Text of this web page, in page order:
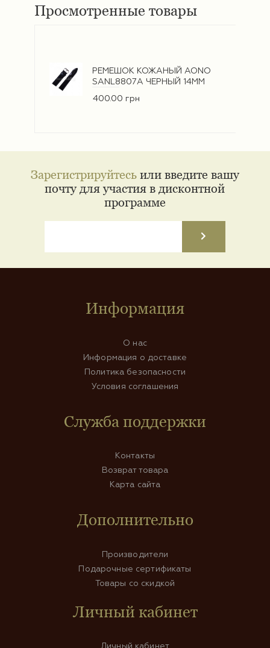
Просмотренные товары
РЕМЕШОК КОЖАНЫЙ AONO
SANL8807A ЧЕРНЫЙ 14ММ
400.00 грн
Зарегистрируйтесьили введите вашу
почту для участия в дисконтной
программе
Информация
О нас
Информация о доставке
Политика безопасности
Условия соглашения
Служба поддержки
Контакты
Возврат товара
Карта сайта
Дополнительно
Производители
Подарочные сертификаты
Товары со скидкой
Личный кабинет
Личный кабинет